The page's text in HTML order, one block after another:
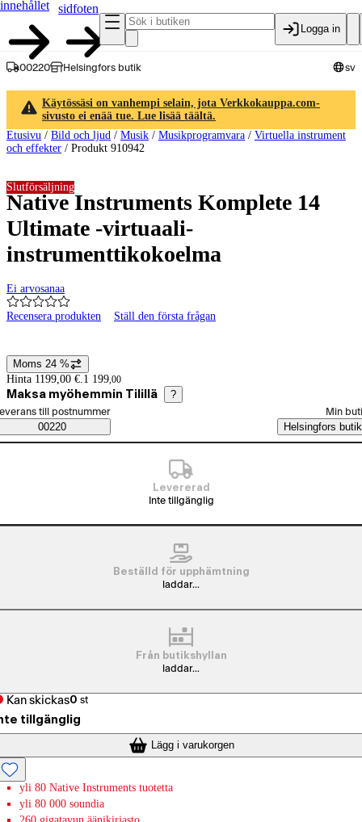
innehållet
sidfoten
Logga in
00220 Helsingfors butik sv
Käytössäsi on vanhempi selain, jota Verkkokauppa.com-
sivusto ei enää tue. Lue lisää täältä.
Etusivu / Bild och ljud / Musik / Musikprogramvara / Virtuella instrument
och effekter / Produkt 910942
Native Instruments Komplete 14
Ultimate -virtuaali-
instrumenttikokoelma
Ei arvosanaa
Recensera produkten Ställ den första frågan
Slutförsäljning
Prisinformation
Moms 24 %
Hinta 1199,00 €. 1 199,00
Maksa myöhemmin Tilillä ?
Saatavuustiedot
beställningssätt
till postnummer
00220
Min
Helsingfors butik
Levererad
Inte tillgänglig
Beställd för upphämtning
laddar...
Från butikshyllan
laddar...
Kan skickas0 st
tillgänglig
Lägg i varukorgen
yli 80 Native Instruments tuotetta
yli 80 000 soundia